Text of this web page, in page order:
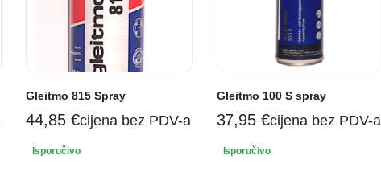
Gleitmo 815 Spray
44,85€cijena bez PDV-a
Isporučivo
Gleitmo 100 S spray
37,95€cijena bez PDV-a
Isporučivo